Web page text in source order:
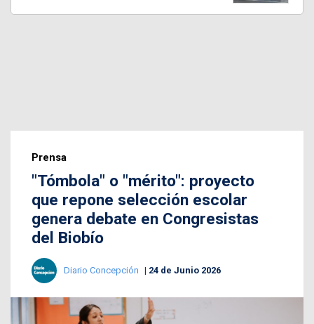
Prensa
"Tómbola" o "mérito": proyecto
que repone selección escolar
genera debate en Congresistas
del Biobío
Diario Concepción 24 de Junio 2026